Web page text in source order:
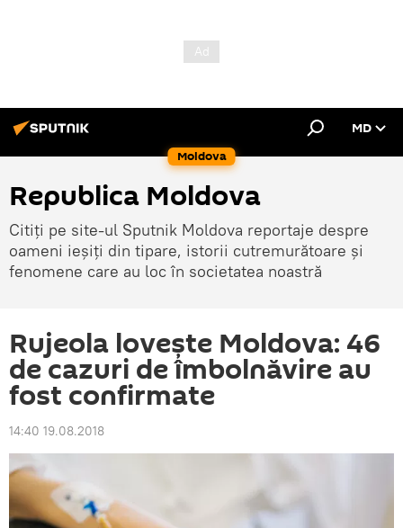
Moldova
MD
Republica Moldova
Citiți pe site-ul Sputnik Moldova reportaje despre
oameni ieșiți din tipare, istorii cutremurătoare și
fenomene care au loc în societatea noastră
Rujeola lovește Moldova: 46
de cazuri de îmbolnăvire au
fost confirmate
14:40 19.08.2018